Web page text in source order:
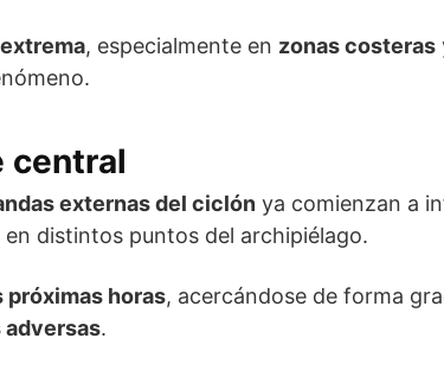
, especialmente en zonas costeras
central
externas del ciclón ya comienzan a
en distintos puntos del archipiélago.
horas, acercándose de forma
.